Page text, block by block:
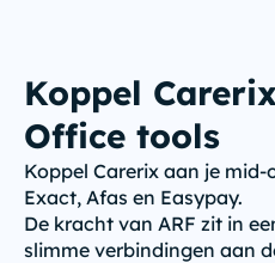
Koppel
Office tools
Koppel Carerix aan je
Exact, Afas en Easypay.
De kracht van ARF zit in
slimme verbindingen aan